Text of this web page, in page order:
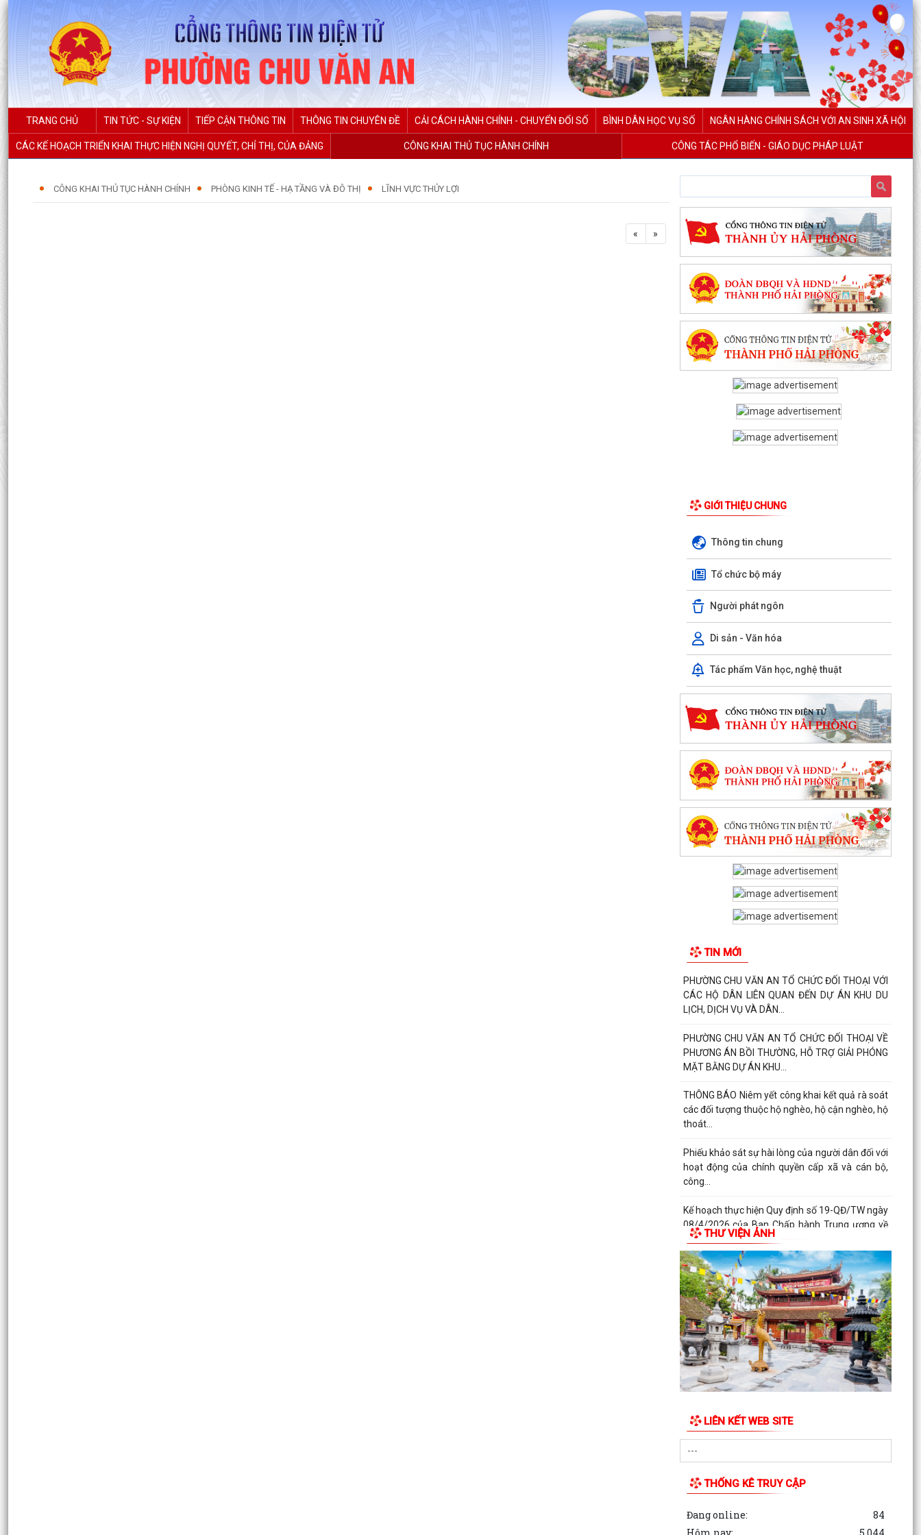
TRANG CHỦ TIN TỨC - SỰ KIỆN TIẾP CẬN THÔNG TIN THÔNG TIN CHUYÊN ĐỀ CẢI CÁCH HÀNH CHÍNH - CHUYỂN ĐỔI SỐ BÌNH DÂN HỌC VỤ SỐ NGÂN HÀNG CHÍNH SÁCH VỚI AN SINH XÃ HỘI
CÁC KẾ HOẠCH TRIỂN KHAI THỰC HIỆN NGHỊ QUYẾT, CHỈ THỊ, CỦA ĐẢNG CÔNG KHAI THỦ TỤC HÀNH CHÍNH CÔNG TÁC PHỔ BIẾN - GIÁO DỤC PHÁP LUẬT
CÔNG KHAI THỦ TỤC HÀNH CHÍNH PHÒNG KINH TẾ - HẠ TẦNG VÀ ĐÔ THỊ LĨNH VỰC THỦY LỢI
« »
GIỚI THIỆU CHUNG
Thông tin chung
Tổ chức bộ máy
Người phát ngôn
Di sản - Văn hóa
Tác phẩm Văn học, nghệ thuật
TIN MỚI
PHƯỜNG CHU VĂN AN TỔ CHỨC ĐỐI THOẠI VỚI
CÁC HỘ DÂN LIÊN QUAN ĐẾN DỰ ÁN KHU DU
LỊCH, DỊCH VỤ VÀ DÂN...
PHƯỜNG CHU VĂN AN TỔ CHỨC ĐỐI THOẠI VỀ
PHƯƠNG ÁN BỒI THƯỜNG, HỖ TRỢ GIẢI PHÓNG
MẶT BẰNG DỰ ÁN KHU...
THÔNG BÁO Niêm yết công khai kết quả rà soát
các đối tượng thuộc hộ nghèo, hộ cận nghèo, hộ
thoát...
Phiếu khảo sát sự hài lòng của người dân đối với
hoạt động của chính quyền cấp xã và cán bộ,
công...
Kế hoạch thực hiện Quy định số 19-QĐ/TW ngày
08/4/2026 của Ban Chấp hành Trung ương về
công tác...
TỪ PHƯỢNG HOÀNG, KỂ CÂU CHUYỆN NGƯỜI
THẦY VIỆT NAM VỚI THẾ GIỚI
THƯ VIỆN ẢNH
LIÊN KẾT WEB SITE
THỐNG KÊ TRUY CẬP
Đang online:
84